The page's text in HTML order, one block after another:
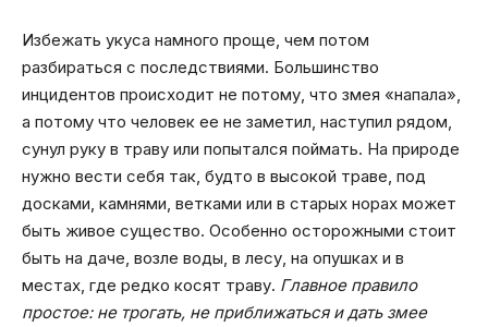
Избежать укуса намного проще, чем потом
разбираться с последствиями. Большинство
инцидентов происходит не потому, что змея «напала»,
а потому что человек ее не заметил, наступил рядом,
сунул руку в траву или попытался поймать. На природе
нужно вести себя так, будто в высокой траве, под
досками, камнями, ветками или в старых норах может
быть живое существо. Особенно осторожными стоит
быть на даче, возле воды, в лесу, на опушках и в
местах, где редко косят траву. Главное правило
простое: не трогать, не приближаться и дать змее